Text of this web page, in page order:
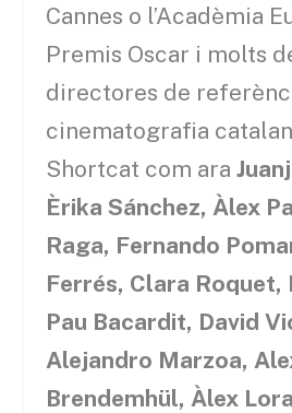
Cannes o l’Acadèmia
Premis Oscar i molts
directores de
cinematografia
Shortcat com ara
Èrika Sánchez, Àlex
Raga, Fernando
Ferrés, Clara Roquet,
Pau Bacardit, David
Alejandro Marzoa,
Brendemhül, Àlex